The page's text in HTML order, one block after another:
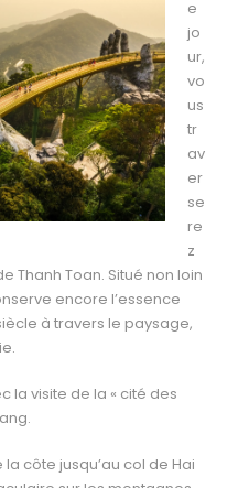
e
jo
ur,
vo
us
tr
av
er
se
re
z
Thanh Toan. Situé non loin
encore l’essence
à travers le paysage,
la visite de la « cité des
côte jusqu’au col de Hai